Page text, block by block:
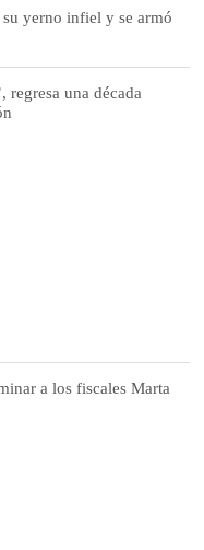
yerno infiel y se armó
regresa una década
a los fiscales Marta